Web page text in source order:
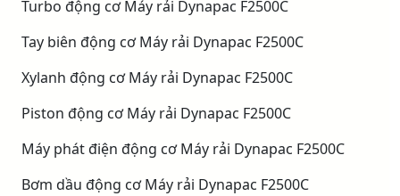
Turbo động cơ Máy rải Dynapac F2500C
Tay biên động cơ Máy rải Dynapac F2500C
Xylanh động cơ Máy rải Dynapac F2500C
Piston động cơ Máy rải Dynapac F2500C
Máy phát điện động cơ Máy rải Dynapac F2500C
Bơm dầu động cơ Máy rải Dynapac F2500C